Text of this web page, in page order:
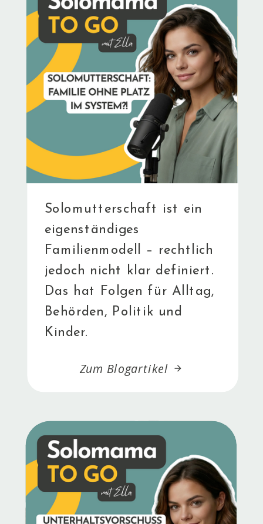
Solomutterschaft ist ein
eigenständiges
Familienmodell – rechtlich
jedoch nicht klar definiert.
Das hat Folgen für Alltag,
Behörden, Politik und
Kinder.
Zum Blogartikel